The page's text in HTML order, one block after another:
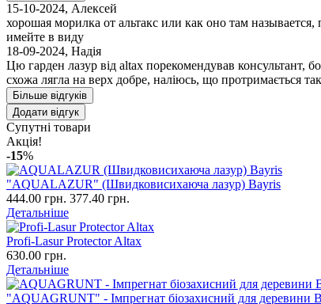
15-10-2024, Алексей
хорошая морилка от альтакс или как оно там
имейте в виду
18-09-2024, Надія
Цю гарден лазур від altax порекомендував консультант,
схожа лягла на верх добре, наліюсь, що протримається
Більше відгуків
Додати відгук
Супутні товари
Акція!
-15%
"AQUALAZUR" (Швидковисихаюча лазур) Bayris
444.00 грн. 377.40 грн.
Детальніше
Profi-Lasur Protector Altax
630.00 грн.
Детальніше
"AQUAGRUNT" - Імпрегнат біозахисний для деревини